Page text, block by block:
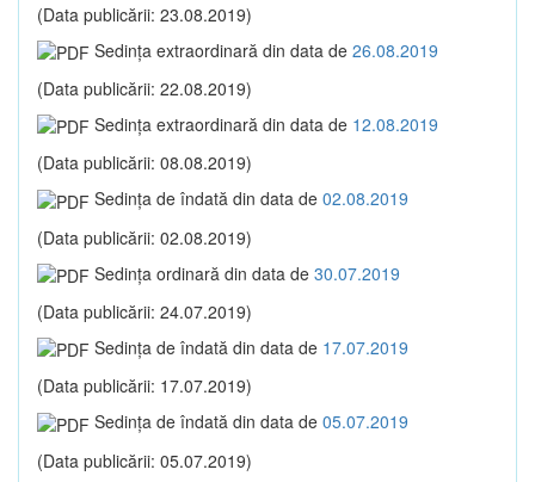
(Data publicării: 23.08.2019)
Sedinţa extraordinară din data de 26.08.2019
(Data publicării: 22.08.2019)
Sedinţa extraordinară din data de 12.08.2019
(Data publicării: 08.08.2019)
Sedinţa de îndată din data de 02.08.2019
(Data publicării: 02.08.2019)
Sedinţa ordinară din data de 30.07.2019
(Data publicării: 24.07.2019)
Sedinţa de îndată din data de 17.07.2019
(Data publicării: 17.07.2019)
Sedinţa de îndată din data de 05.07.2019
(Data publicării: 05.07.2019)